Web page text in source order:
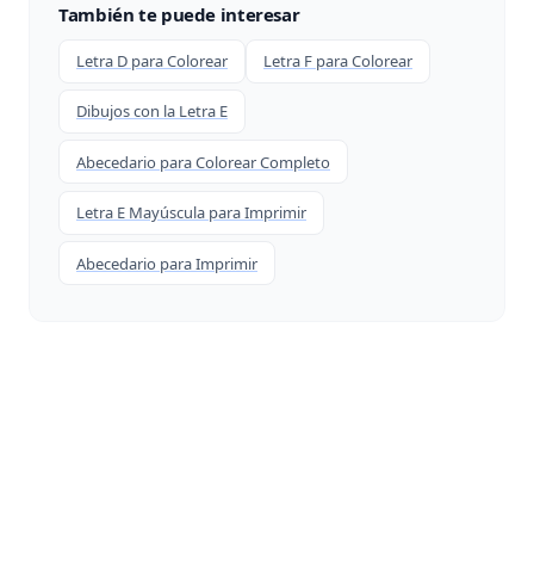
También te puede interesar
Letra D para Colorear Letra F para Colorear
Dibujos con la Letra E
Abecedario para Colorear Completo
Letra E Mayúscula para Imprimir
Abecedario para Imprimir